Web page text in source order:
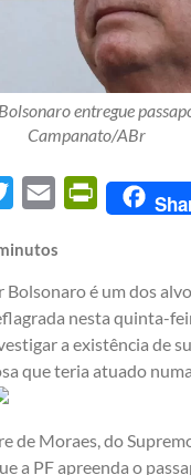
entregue
Campanato/ABr
Twitter Email PrintFriendly
é um dos
nesta quinta-
a existência de
que teria atuado
de Moraes, do
a PF apreenda o